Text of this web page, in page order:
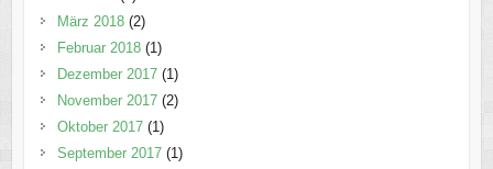
März 2018(2)
Februar 2018(1)
Dezember 2017(1)
November 2017(2)
Oktober 2017(1)
September 2017(1)